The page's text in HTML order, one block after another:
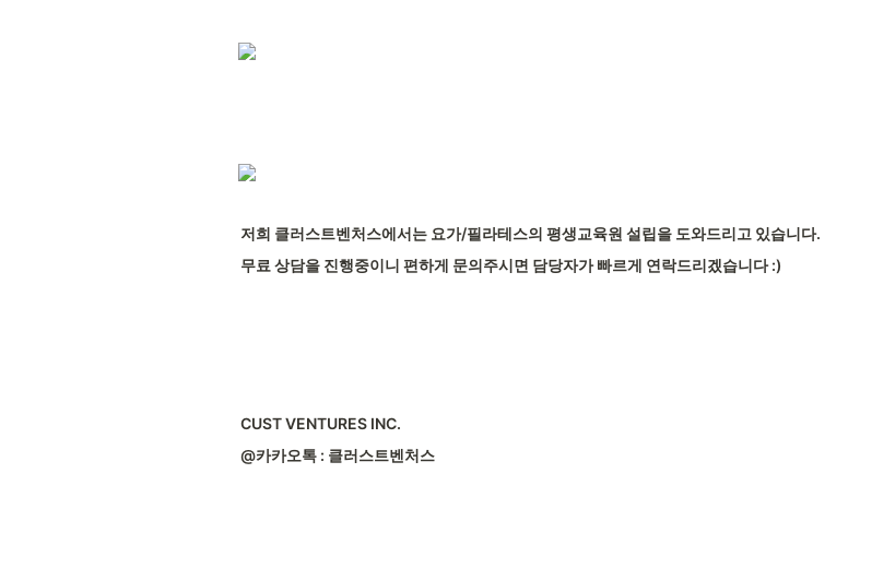
저희 클러스트벤처스에서는 요가/필라테스의 평생교육원 설립을 도와드리고 있습니다.
무료 상담을 진행중이니 편하게 문의주시면 담당자가 빠르게 연락드리겠습니다 :)
CUST VENTURES INC.
@카카오톡 : 클러스트벤처스